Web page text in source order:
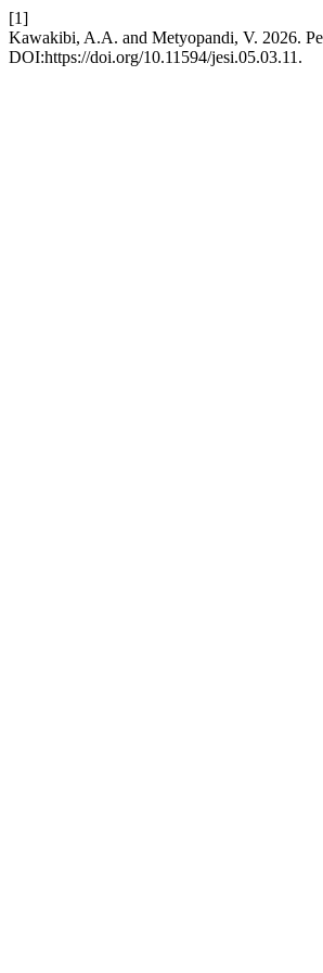
[1]
Kawakibi, A.A. and Metyopandi, V. 2026.
DOI:https://doi.org/10.11594/jesi.05.03.11.